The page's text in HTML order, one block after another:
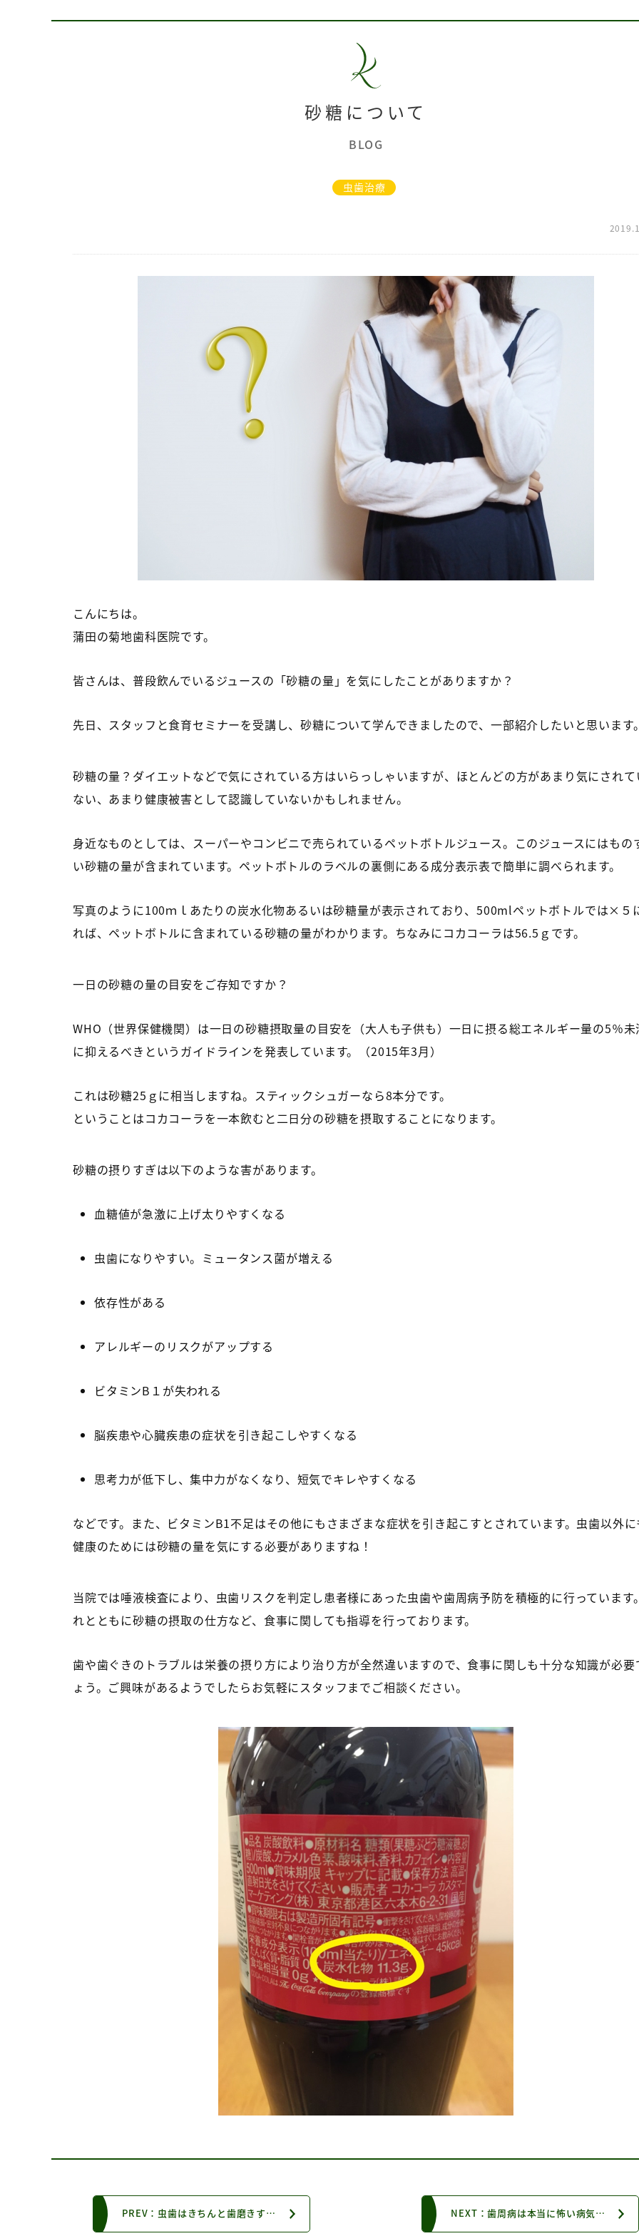
砂糖について
BLOG
虫歯治療
こんにちは。
蒲田の菊地歯科医院です。
皆さんは、普段飲んでいるジュースの「砂糖の量」を気にしたことがありますか？
先日、スタッフと食育セミナーを受講し、砂糖について学んできましたので、一部紹介したいと思います
砂糖の量？ダイエットなどで気にされている方はいらっしゃいますが、ほとんどの方があまり気にされて
ない、あまり健康被害として認識していないかもしれません。
身近なものとしては、スーパーやコンビニで売られているペットボトルジュース。このジュースにはもの
い砂糖の量が含まれています。ペットボトルのラベルの裏側にある成分表示表で簡単に調べられます。
写真のように100ｍｌあたりの炭水化物あるいは砂糖量が表示されており、500mlペットボトルでは×５
れば、ペットボトルに含まれている砂糖の量がわかります。ちなみにコカコーラは56.5ｇです。
一日の砂糖の量の目安をご存知ですか？
WHO（世界保健機関）は一日の砂糖摂取量の目安を（大人も子供も）一日に摂る総エネルギー量の5％未
に抑えるべきというガイドラインを発表しています。（2015年3月）
これは砂糖25ｇに相当しますね。スティックシュガーなら8本分です。
ということはコカコーラを一本飲むと二日分の砂糖を摂取することになります。
砂糖の摂りすぎは以下のような害があります。
血糖値が急激に上げ太りやすくなる
虫歯になりやすい。ミュータンス菌が増える
依存性がある
アレルギーのリスクがアップする
ビタミンB１が失われる
脳疾患や心臓疾患の症状を引き起こしやすくなる
思考力が低下し、集中力がなくなり、短気でキレやすくなる
などです。また、ビタミンB1不足はその他にもさまざまな症状を引き起こすとされています。虫歯以外
健康のためには砂糖の量を気にする必要がありますね！
当院では唾液検査により、虫歯リスクを判定し患者様にあった虫歯や歯周病予防を積極的に行っています
れとともに砂糖の摂取の仕方など、食事に関しても指導を行っております。
歯や歯ぐきのトラブルは栄養の摂り方により治り方が全然違いますので、食事に関しも十分な知識が必要
ょう。ご興味があるようでしたらお気軽にスタッフまでご相談ください。
PREV：虫歯はきちんと歯磨きすれば自然に治りますか？ NEXT：歯周病は本当に怖い病気なのですか？